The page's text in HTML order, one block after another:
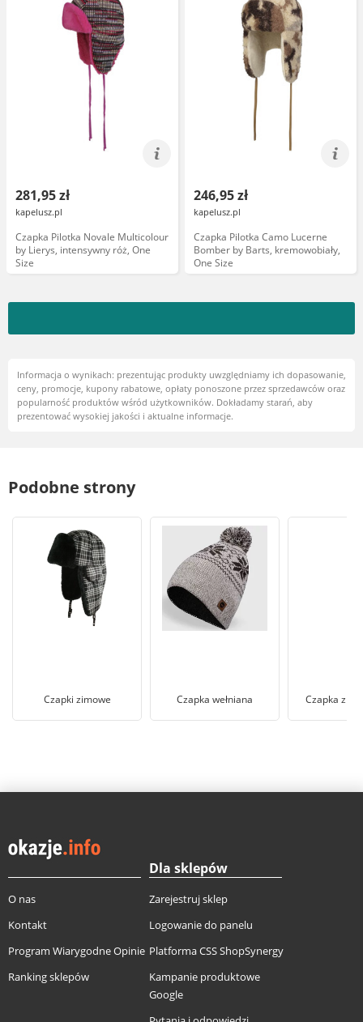
281,95 zł
kapelusz.pl
Czapka Pilotka Novale Multicolour
by Lierys, intensywny róż, One
Size
246,95 zł
kapelusz.pl
Czapka Pilotka Camo Lucerne
Bomber by Barts, kremowobiały,
One Size
Informacja o wynikach: prezentując produkty uwzględniamy ich dopasowanie,
ceny, promocje, kupony rabatowe, opłaty ponoszone przez sprzedawców oraz
popularność produktów wśród użytkowników. Dokładamy starań, aby
prezentować wysokiej jakości i aktualne informacje.
Podobne strony
Czapki zimowe Czapka wełniana Czapka z
O nas
Kontakt
Program Wiarygodne Opinie
Ranking sklepów
Dla sklepów
Zarejestruj sklep
Logowanie do panelu
Platforma CSS ShopSynergy
Kampanie produktowe
Google